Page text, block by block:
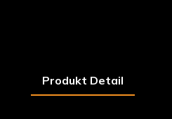
Produkt Detail